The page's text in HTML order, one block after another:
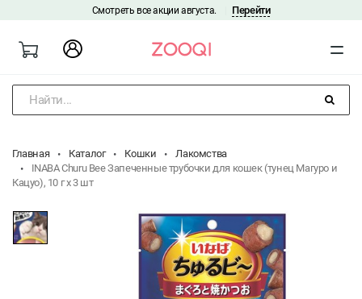
Смотреть все акции августа. Перейти
Найти...
Главная Каталог Кошки
Лакомства
INABA Churu Bee Запеченные трубочки для кошек (тунец Магуро и
Кацуо), 10 г x 3 шт